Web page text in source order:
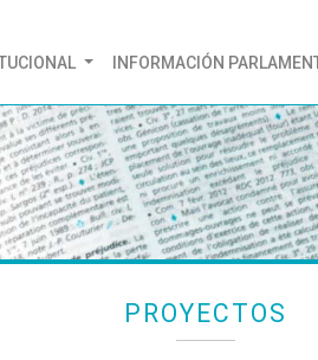
INFORMACIÓN
PROYECTOS